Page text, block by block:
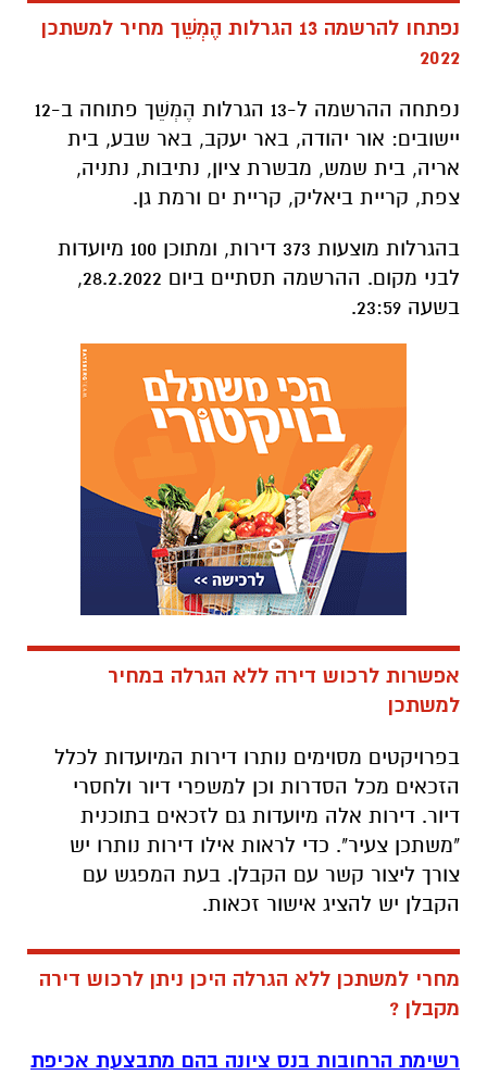
נפתחו להרשמה 13 הגרלות הֶמְשֵׁך מחיר למשתכן
2022
נפתחה ההרשמה ל-13 הגרלות הֶמְשֵׁך פתוחה ב-12
יישובים: אור יהודה, באר יעקב, באר שבע, בית
אריה, בית שמש, מבשרת ציון, נתיבות, נתניה,
צפת, קריית ביאליק, קריית ים ורמת גן.
בהגרלות מוצעות 373 דירות, ומתוכן 100 מיועדות
לבני מקום. ההרשמה תסתיים ביום 28.2.2022,
בשעה 23:59.
אפשרות לרכוש דירה ללא הגרלה במחיר
למשתכן
בפרויקטים מסוימים נותרו דירות המיועדות לכלל
הזכאים מכל הסדרות וכן למשפרי דיור ולחסרי
דיור. דירות אלה מיועדות גם לזכאים בתוכנית
"משתכן צעיר". כדי לראות אילו דירות נותרו יש
צורך ליצור קשר עם הקבלן. בעת המפגש עם
הקבלן יש להציג אישור זכאות.
מחרי למשתכן ללא הגרלה היכן ניתן לרכוש דירה
מקבלן ?
רשימת הרחובות בנס ציונה בהם מתבצעת אכיפת